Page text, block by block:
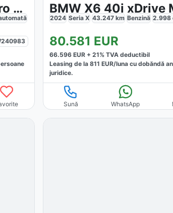
BMW X6 40i xDrive M Sport Pro 360 H&K Panorama BMW X6 40i xDrive
2024 Seria X 43.247km Benzină 2.998
80.581 EUR
66.596EUR + 21% TVA deductibil
Leasing de la 811 EUR/lunacu dobăndă
juridice.
Sună WhatsApp